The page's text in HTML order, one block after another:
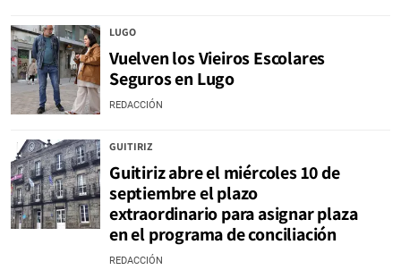
LUGO
Vuelven los Vieiros Escolares
Seguros en Lugo
REDACCIÓN
GUITIRIZ
Guitiriz abre el miércoles 10 de
septiembre el plazo
extraordinario para asignar plaza
en el programa de conciliación
REDACCIÓN